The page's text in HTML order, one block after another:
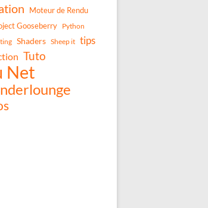
Moteur de Rendu
Gooseberry Python
Shaders Sheep it tips
Tuto
Net